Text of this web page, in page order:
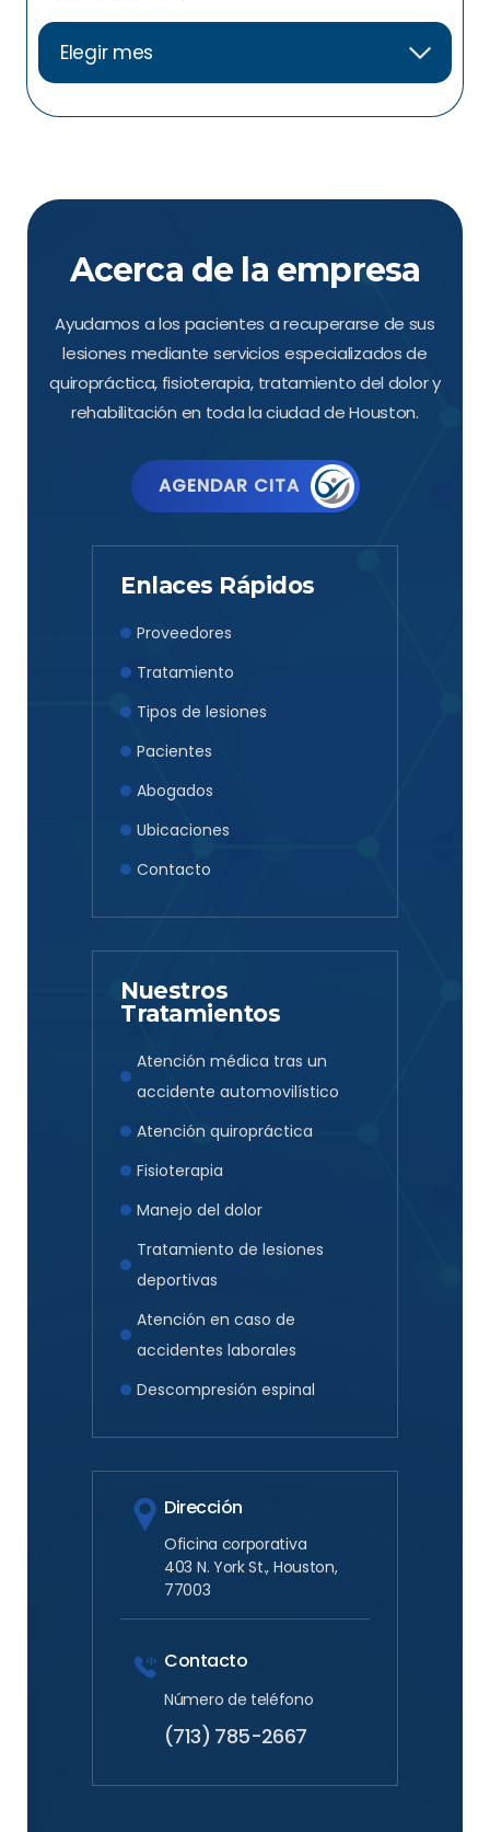
Acerca de la empresa
Ayudamos a los pacientes a recuperarse de sus
lesiones mediante servicios especializados de
quiropráctica, fisioterapia, tratamiento del dolor y
rehabilitación en toda la ciudad de Houston.
AGENDAR CITA
Enlaces Rápidos
Proveedores
Tratamiento
Tipos de lesiones
Pacientes
Abogados
Ubicaciones
Contacto
Nuestros
Tratamientos
Atención médica tras un
accidente automovilístico
Atención quiropráctica
Fisioterapia
Manejo del dolor
Tratamiento de lesiones
deportivas
Atención en caso de
accidentes laborales
Descompresión espinal
Dirección
Oficina corporativa
403 N. York St., Houston,
77003
Contacto
Número de teléfono
(713) 785-2667